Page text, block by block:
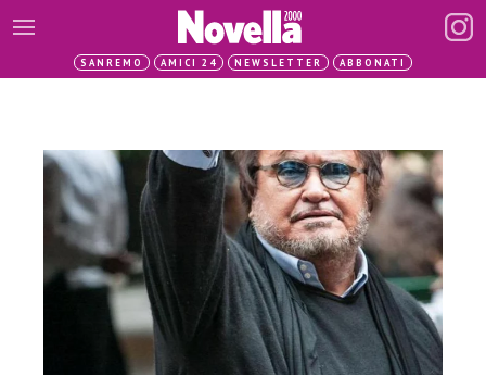
SANREMO AMICI 24 NEWSLETTER ABBONATI